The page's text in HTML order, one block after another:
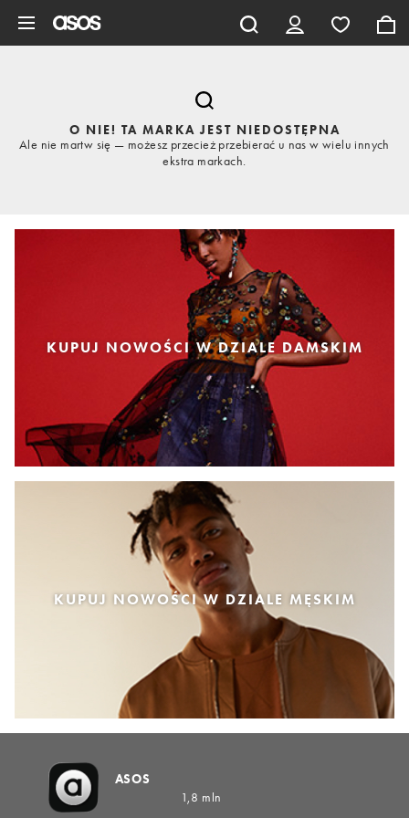
O NIE! TA MARKA JEST NIEDOSTĘPNA
Ale nie martw się — możesz przecież przebierać u nas w wielu innych
ekstra markach.
KUPUJ NOWOŚCI W DZIALE DAMSKIM
KUPUJ NOWOŚCI W DZIALE MĘSKIM
ASOS
1,8 mln